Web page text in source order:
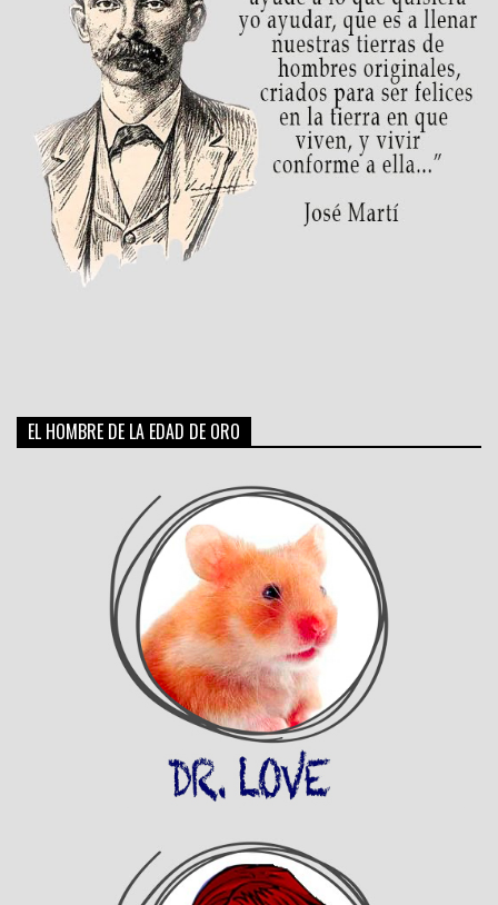
EL HOMBRE DE LA EDAD DE ORO